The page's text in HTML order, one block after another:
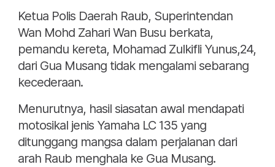
Ketua Polis Daerah Raub, Superintendan
Wan Mohd Zahari Wan Busu berkata,
pemandu kereta, Mohamad Zulkifli Yunus,24,
dari Gua Musang tidak mengalami sebarang
kecederaan.
Menurutnya, hasil siasatan awal mendapati
motosikal jenis Yamaha LC 135 yang
ditunggang mangsa dalam perjalanan dari
arah Raub menghala ke Gua Musang.